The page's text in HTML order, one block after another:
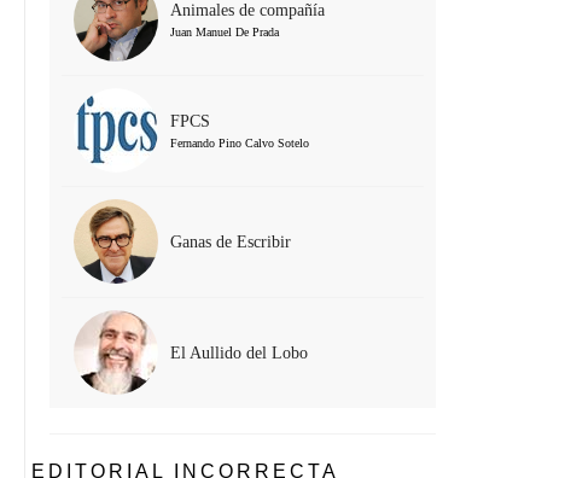
Animales de compañía
Juan Manuel De Prada
FPCS
Fernando Pino Calvo Sotelo
Ganas de Escribir
El Aullido del Lobo
EDITORIAL INCORRECTA